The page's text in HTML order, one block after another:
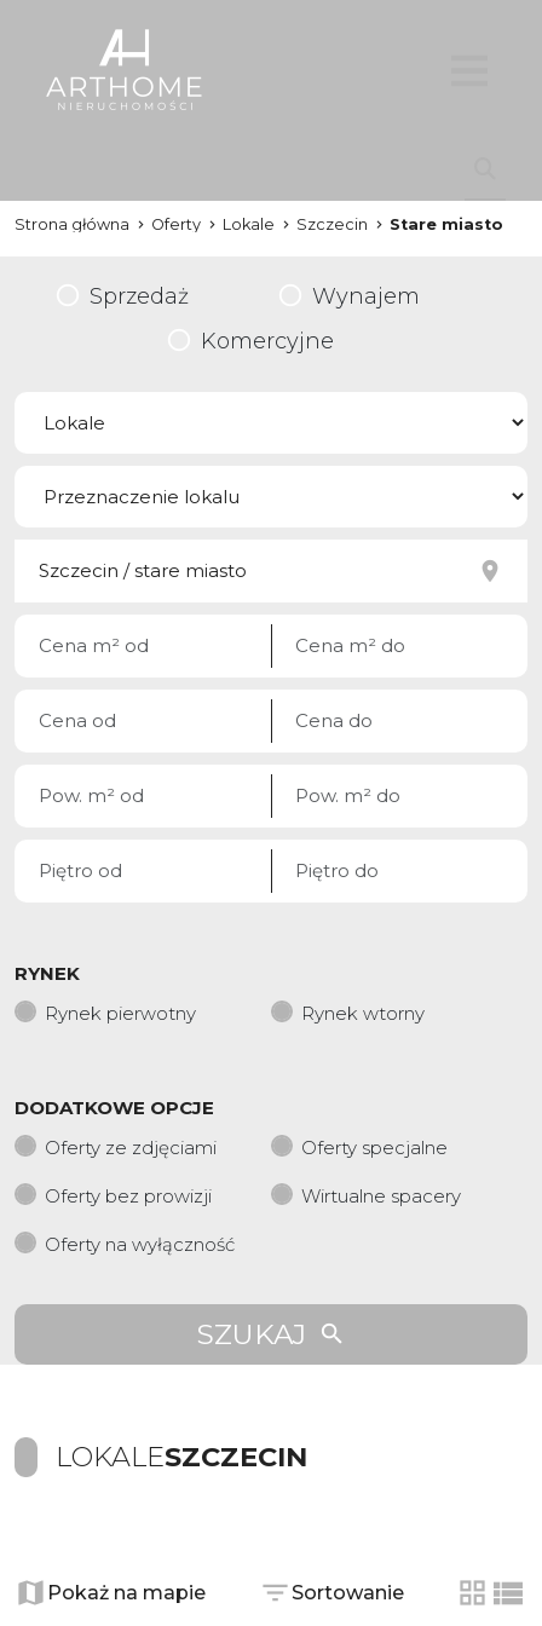
Strona główna Oferty Lokale Szczecin Stare miasto
Sprzedaż
Wynajem
Komercyjne
RYNEK
Rynek pierwotny
Rynek wtorny
DODATKOWE OPCJE
Oferty ze zdjęciami
Oferty specjalne
Oferty bez prowizji Wirtualne spacery
Oferty na wyłączność
SZUKAJ
LOKALESZCZECIN
−Pokaż na mapie Sortowanie
tabela